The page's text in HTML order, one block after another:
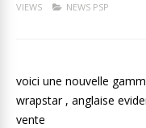
VIEWS
NEWS PSP
voici une nouvelle
wrapstar , anglaise
vente